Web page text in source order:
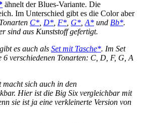
ähnelt der Blues-Variante. Die
Im Unterschied gibt es die Color aber
Tonarten C* D* F* G* A* und Bb*.
sind aus Kunststoffgefertigt.
es auch als Set mit Tasche*. Im Set
6 verschiedenen Tonarten: C, D, F, G, A
sich auch in den
Hier ist die Big Six vergleichbar mit
sie ist ja eine verkleinerte Version von